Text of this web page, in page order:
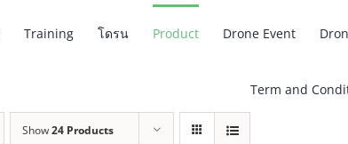
Training โดรน Product Drone Event
Term and
Show24 Products